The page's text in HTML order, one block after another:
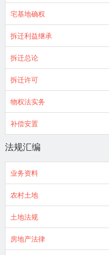
宅基地确权
拆迁利益继承
拆迁总论
拆迁许可
物权法实务
补偿安置
法规汇编
业务资料
农村土地
土地法规
房地产法律